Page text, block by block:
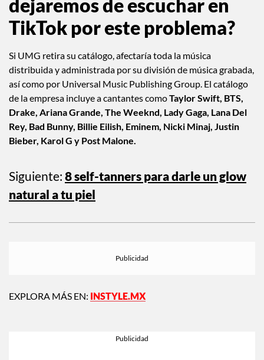
dejaremos de escuchar en
TikTok por este problema?
Si UMG retira su catálogo, afectaría toda la música
distribuida y administrada por su división de música grabada,
así como por Universal Music Publishing Group. El catálogo
de la empresa incluye a cantantes comoTaylor Swift, BTS,
Drake, Ariana Grande, The Weeknd, Lady Gaga, Lana Del
Rey, Bad Bunny, Billie Eilish, Eminem, Nicki Minaj, Justin
Bieber, Karol G y Post Malone.
Siguiente: 8 self-tanners para darle un glow
natural a tu piel
EXPLORA MÁS EN: INSTYLE.MX